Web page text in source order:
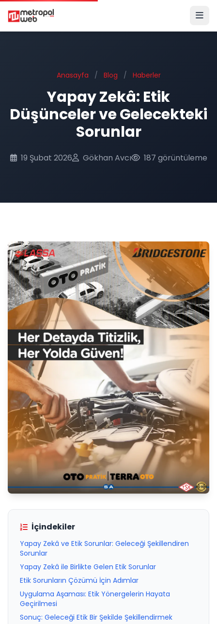
Ana içeriğe geç
Anasayfa / Blog / Haberler
Yapay Zekâ: Etik
Düşünceler ve Gelecekteki
Sorunlar
19 Şubat 2026 Gökhan Avcı 187 görüntüleme
İçindekiler
Yapay Zekâ ve Etik Sorunlar: Geleceği Şekillendiren
Sorunlar
Yapay Zekâ ile Birlikte Gelen Etik Sorunlar
Etik Sorunların Çözümü İçin Adımlar
Uygulama Aşaması: Etik Yönergelerin Hayata
Geçirilmesi
Sonuç: Geleceği Etik Bir Şekilde Şekillendirmek